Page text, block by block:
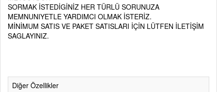
SORMAK İSTEDİGİNİZ HER TÜRLÜ SORUNUZA
MEMNUNIYETLE YARDIMCI OLMAK İSTERİZ.
MİNİMUM SATIS VE PAKET SATISLARI İÇİN LÜTFEN İLETİŞİM
SAGLAYINIZ.
Diğer Özellikler